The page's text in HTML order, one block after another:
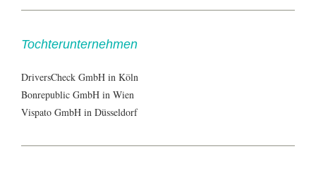
Tochterunternehmen
DriversCheck GmbH in Köln
Bonrepublic GmbH in Wien
Vispato GmbH in Düsseldorf